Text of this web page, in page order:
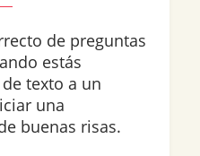
de preguntas
estás
texto a un
una
buenas risas.